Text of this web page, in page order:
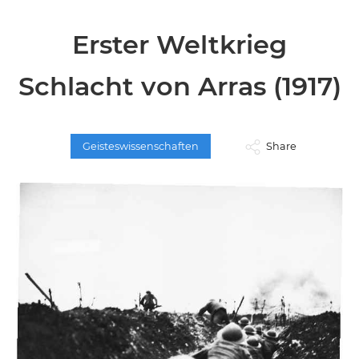
Erster Weltkrieg
Schlacht von Arras (1917)
Geisteswissenschaften Share